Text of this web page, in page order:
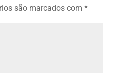
são marcados com*